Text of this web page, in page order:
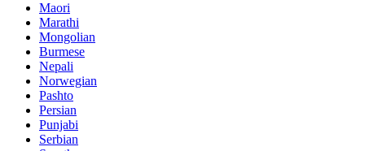
Maori
Marathi
Mongolian
Burmese
Nepali
Norwegian
Pashto
Persian
Punjabi
Serbian